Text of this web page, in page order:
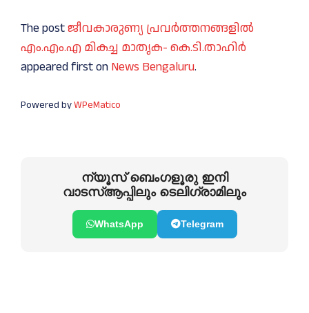
The postജീവകാരുണ്യ പ്രവര്‍ത്തനങ്ങളില്‍
എം.എം.എ മികച്ച മാതൃക- കെ.ടി.താഹിര്‍
appeared first on News Bengaluru.
Powered byWPeMatico
ന്യൂസ് ബെംഗളൂരു ഇനി
വാടസ്ആപ്പിലും ടെലിഗ്രാമിലും
WhatsApp Telegram